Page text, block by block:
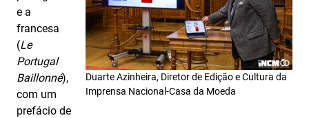
Duarte Azinheira, Diretor de Edição e Cultura da
Imprensa Nacional-Casa da Moeda
e a
francesa
(Le
Portugal
Baillonné),
com um
prefácio de